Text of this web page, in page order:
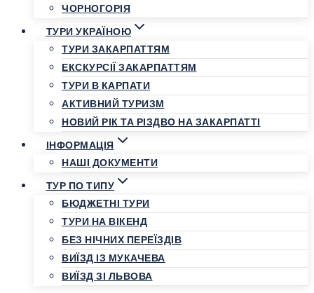
ЧОРНОГОРІЯ
ТУРИ УКРАЇНОЮ
ТУРИ ЗАКАРПАТТЯМ
ЕКСКУРСІЇ ЗАКАРПАТТЯМ
ТУРИ В КАРПАТИ
АКТИВНИЙ ТУРИЗМ
НОВИЙ РІК ТА РІЗДВО НА ЗАКАРПАТТІ
ІНФОРМАЦІЯ
НАШІ ДОКУМЕНТИ
ТУР ПО ТИПУ
БЮДЖЕТНІ ТУРИ
ТУРИ НА ВІКЕНД
БЕЗ НІЧНИХ ПЕРЕЇЗДІВ
ВИЇЗД ІЗ МУКАЧЕВА
ВИЇЗД ЗІ ЛЬВОВА